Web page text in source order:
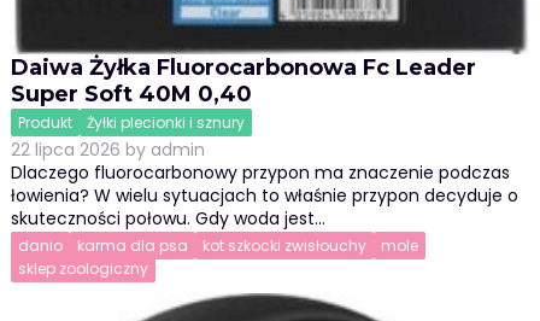
Daiwa Żyłka Fluorocarbonowa Fc Leader
Super Soft 40M 0,40
Produkt Żyłki plecionki i sznury
22 lipca 2026 by admin
Dlaczego fluorocarbonowy przypon ma znaczenie podczas
łowienia? W wielu sytuacjach to właśnie przypon decyduje o
skuteczności połowu. Gdy woda jest…
danio karma dla psa kot szkocki zwisłouchy
mole
sklep zoologiczny